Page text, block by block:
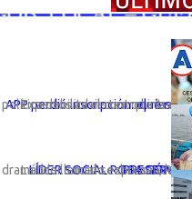
– GUERRA
APP perdió inscripción: el riesgo de
Expertos advierten que la desaparición legal de una
LÍDER SOCIAL ROSA GÓMEZ LANZALa líder social sechurana;